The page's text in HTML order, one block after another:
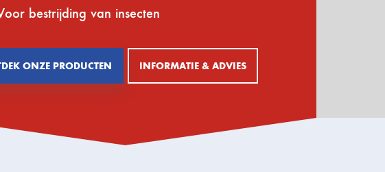
bestrijding van insecten
ONZE PRODUCTEN INFORMATIE & ADVIES